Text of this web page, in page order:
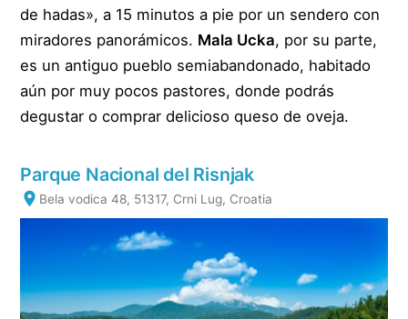
de hadas», a 15 minutos a pie por un sendero con
miradores panorámicos. Mala Ucka, por su parte,
es un antiguo pueblo semiabandonado, habitado
aún por muy pocos pastores, donde podrás
degustar o comprar delicioso queso de oveja.
Parque Nacional del Risnjak
Bela vodica 48, 51317, Crni Lug, Croatia